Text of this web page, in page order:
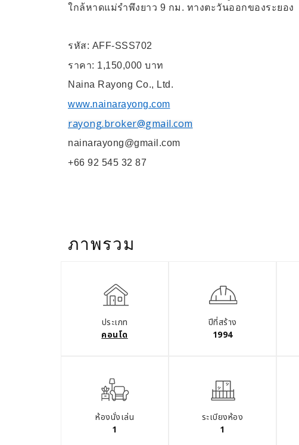
ใกล้หาดแม่รำพึงยาว 9 กม. ทางตะวันออกของระยอง
รหัส: AFF-SSS702
ราคา: 1,150,000 บาท
Naina Rayong Co., Ltd.
www.nainarayong.com
rayong.broker@gmail.com
nainarayong@gmail.com
+66 92 545 32 87
ภาพรวม
ประเภท
คอนโด
ปีที่สร้าง
1994
ห้องนั่งเล่น
1
ระเบียงห้อง
1